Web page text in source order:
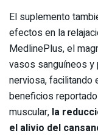
El suplemento
efectos en la
MedlinePlus, el
vasos sanguíneos y
nerviosa, facilitando
beneficios
muscular, la
el alivio del